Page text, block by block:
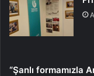
“Şanlı formamızla